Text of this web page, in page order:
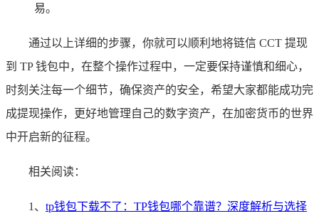
易。
通过以上详细的步骤，你就可以顺利地将链信 CCT 提现
到 TP 钱包中，在整个操作过程中，一定要保持谨慎和细心，
时刻关注每一个细节，确保资产的安全，希望大家都能成功完
成提现操作，更好地管理自己的数字资产，在加密货币的世界
中开启新的征程。
相关阅读：
1、 tp钱包下载不了：TP钱包哪个靠谱？深度解析与选择